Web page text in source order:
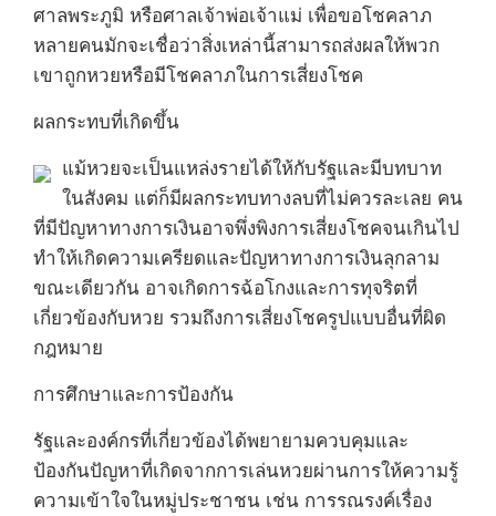
ศาลพระภูมิ หรือศาลเจ้าพ่อเจ้าแม่ เพื่อขอโชคลาภ
หลายคนมักจะเชื่อว่าสิ่งเหล่านี้สามารถส่งผลให้พวก
เขาถูกหวยหรือมีโชคลาภในการเสี่ยงโชค
ผลกระทบที่เกิดขึ้น
แม้หวยจะเป็นแหล่งรายได้ให้กับรัฐและมีบทบาท
ในสังคม แต่ก็มีผลกระทบทางลบที่ไม่ควรละเลย คน
ที่มีปัญหาทางการเงินอาจพึ่งพิงการเสี่ยงโชคจนเกินไป
ทำให้เกิดความเครียดและปัญหาทางการเงินลุกลาม
ขณะเดียวกัน อาจเกิดการฉ้อโกงและการทุจริตที่
เกี่ยวข้องกับหวย รวมถึงการเสี่ยงโชครูปแบบอื่นที่ผิด
กฎหมาย
การศึกษาและการป้องกัน
รัฐและองค์กรที่เกี่ยวข้องได้พยายามควบคุมและ
ป้องกันปัญหาที่เกิดจากการเล่นหวยผ่านการให้ความรู้
ความเข้าใจในหมู่ประชาชน เช่น การรณรงค์เรื่อง